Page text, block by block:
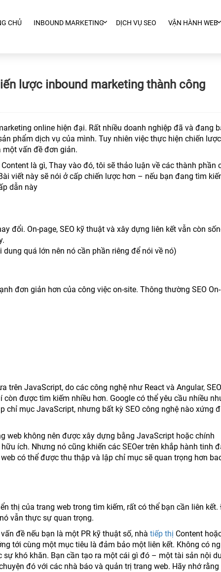
CHỦ INBOUND MARKETING DỊCH VỤ SEO VẬN HÀNH WEB
lược inbound marketing thành công
online hiện đại. Rất nhiều doanh nghiệp đã và đang
phẩm dịch vụ của mình. Tuy nhiên việc thực hiện chiến lược
vấn đề đơn giản.
là gì, Thay vào đó, tôi sẽ thảo luận về các thành phần
viết này sẽ nói ở cấp chiến lược hơn – nếu bạn đang tìm
dẫn này
đổi. On-page, SEO kỹ thuật và xây dựng liên kết vẫn còn
quá lớn nên nó cần phần riêng để nói về nó)
đơn giản hơn của công việc on-site. Thông thường SEO
trên JavaScript, do các công nghệ như React và Angular,
được tìm kiếm nhiều hơn. Google có thể yêu cầu nhiều
chỉ mục JavaScript, nhưng bất kỳ SEO công nghệ nào xứng
web không nên được xây dựng bằng JavaScript hoặc chính
ích. Nhưng nó cũng khiến các SEOer trên khắp hành tinh
có thể được thu thập và lập chỉ mục sẽ quan trọng hơn
thị của trang web trong tìm kiếm, rất có thể bạn cần liên kết.
vẫn thực sự quan trọng.
đề nếu bạn là một PR kỹ thuật số, nhà tiếp thị Content
tới cùng một mục tiêu là đảm bảo một liên kết. Không có
khó khăn. Bạn cần tạo ra một cái gì đó – một tài sản nội
đó với các nhà báo và quản trị trang web. Hãy nhớ rằng